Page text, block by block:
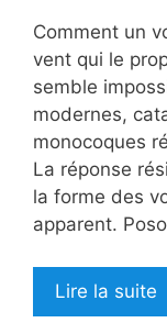
Comment un
vent qui le
semble
modernes,
monocoques
La réponse
la forme des
apparent.
Lire la suite